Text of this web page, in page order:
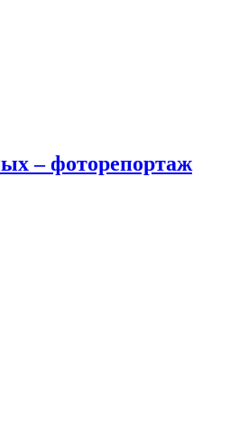
– фоторепортаж